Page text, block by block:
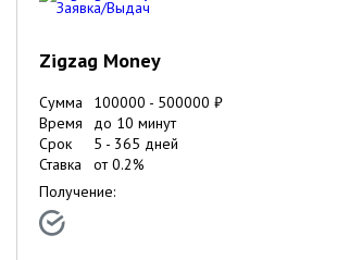
Zigzag Money
Сумма 100000 - 500000 ₽
Время
до 10 минут
Срок
5 - 365 дней
Ставка
от0.2%
Получение: